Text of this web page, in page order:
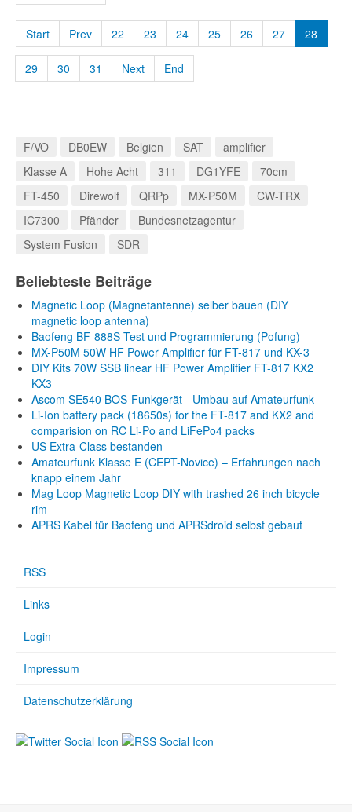
Start Prev 22 23 24 25 26 27 28
29 30 31 Next End
F/VO DB0EW Belgien SAT
amplifier
Klasse A
Hohe Acht 311 DG1YFE
70cm
FT-450
Direwolf QRPp MX-P50M
CW-TRX
IC7300
Pfänder
Bundesnetzagentur
System Fusion
SDR
Beliebteste Beiträge
Magnetic Loop (Magnetantenne) selber bauen (DIY
magnetic loop antenna)
Baofeng BF-888S Test und Programmierung (Pofung)
MX-P50M 50W HF Power Amplifier für FT-817 und KX-3
DIY Kits 70W SSB linear HF Power Amplifier FT-817 KX2
KX3
Ascom SE540 BOS-Funkgerät - Umbau auf Amateurfunk
Li-Ion battery pack (18650s) for the FT-817 and KX2 and
comparision on RC Li-Po and LiFePo4 packs
US Extra-Class bestanden
Amateurfunk Klasse E (CEPT-Novice) – Erfahrungen nach
knapp einem Jahr
Mag Loop Magnetic Loop DIY with trashed 26 inch bicycle
rim
APRS Kabel für Baofeng und APRSdroid selbst gebaut
RSS
Links
Login
Impressum
Datenschutzerklärung